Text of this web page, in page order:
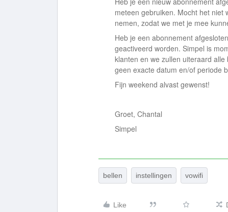
meteen gebruiken. Mocht het niet
nemen, zodat we met je mee
Heb je een abonnement
geactiveerd worden. Simpel is
klanten en we zullen uiteraard
geen exacte datum en/of periode
Fijn weekend alvast gewenst!
Groet, Chantal
Simpel
bellen instellingen vowifi
Like